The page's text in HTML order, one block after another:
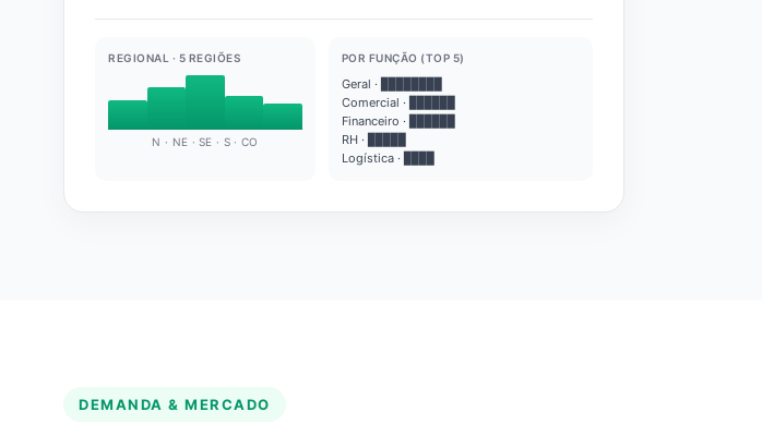
REGIONAL · 5 REGIÕES
N · NE · SE · S · CO
POR FUNÇÃO (TOP 5)
Geral · ████████
Comercial · ██████
Financeiro · ██████
RH · █████
Logística · ████
DEMANDA & MERCADO